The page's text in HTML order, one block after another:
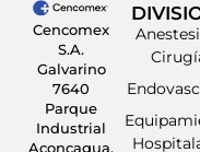
Cencomex
S.A.
Galvarino
7640
Parque
Industrial
Aconcagua,